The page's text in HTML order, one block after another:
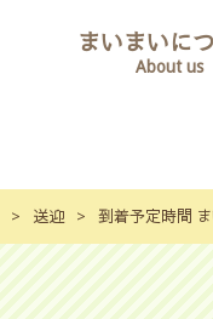
まいまいに
About us
> 送迎 > 到着予定時間